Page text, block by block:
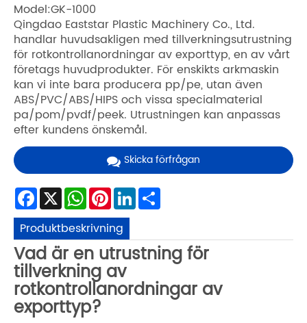
Model:GK-1000
Qingdao Eaststar Plastic Machinery Co., Ltd.
handlar huvudsakligen med tillverkningsutrustning
för rotkontrollanordningar av exporttyp, en av vårt
företags huvudprodukter. För enskikts arkmaskin
kan vi inte bara producera pp/pe, utan även
ABS/PVC/ABS/HIPS och vissa specialmaterial
pa/pom/pvdf/peek. Utrustningen kan anpassas
efter kundens önskemål.
Skicka förfrågan
Facebook
X WhatsApp
Pinterest
LinkedIn
Produktbeskrivning
Vad är en utrustning för
tillverkning av
rotkontrollanordningar av
exporttyp?